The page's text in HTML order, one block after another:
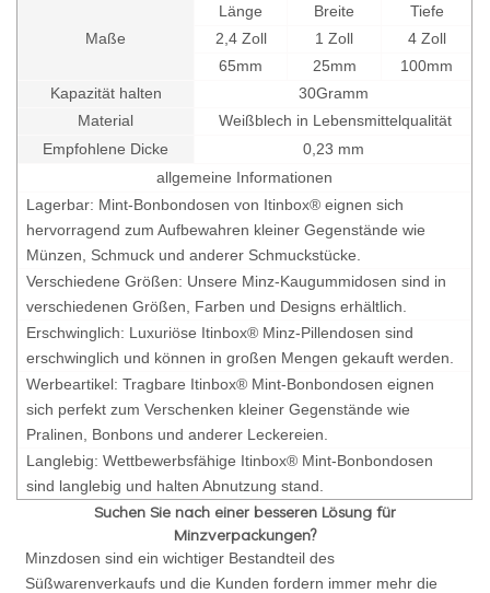
Maße
Länge Breite
Tiefe
2,4 Zoll
1 Zoll
4 Zoll
65mm
25mm
100mm
Kapazität halten
30Gramm
Material
Weißblech in Lebensmittelqualität
Empfohlene Dicke
0,23 mm
allgemeine Informationen
Lagerbar: Mint-Bonbondosen von Itinbox® eignen sich
hervorragend zum Aufbewahren kleiner Gegenstände wie
Münzen, Schmuck und anderer Schmuckstücke.
Verschiedene Größen: Unsere Minz-Kaugummidosen sind in
verschiedenen Größen, Farben und Designs erhältlich.
Erschwinglich: Luxuriöse Itinbox® Minz-Pillendosen sind
erschwinglich und können in großen Mengen gekauft werden.
Werbeartikel: Tragbare Itinbox® Mint-Bonbondosen eignen
sich perfekt zum Verschenken kleiner Gegenstände wie
Pralinen, Bonbons und anderer Leckereien.
Langlebig: Wettbewerbsfähige Itinbox® Mint-Bonbondosen
sind langlebig und halten Abnutzung stand.
Suchen Sie nach einer besseren Lösung für
Minzverpackungen?
Minzdosen sind ein wichtiger Bestandteil des
Süßwarenverkaufs und die Kunden fordern immer mehr die